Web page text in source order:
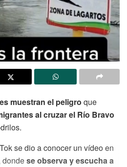
muestran el peligro que
al cruzar el Río Bravo
se dio a conocer un vídeo en
dondese observa y escucha a